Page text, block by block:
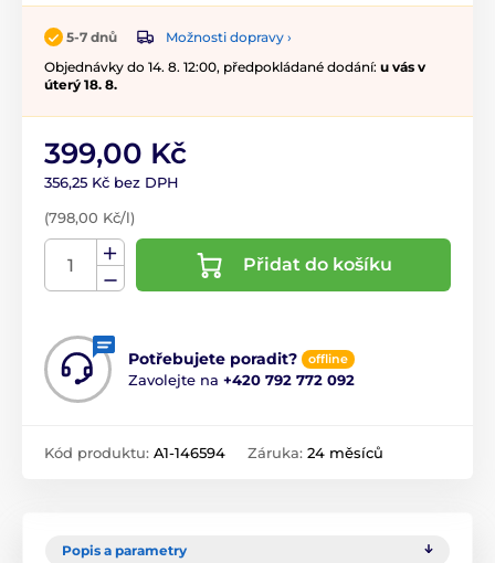
5-7 dnů
Možnosti dopravy ›
Objednávky do 14. 8. 12:00, předpokládané dodání: u vás v
úterý 18. 8.
399,00 Kč
356,25 Kč bez DPH
(798,00 Kč/l)
Přidat do košíku
Potřebujete poradit? offline
Zavolejte na +420 792 772 092
Kód produktu: A1-146594 Záruka: 24 měsíců
Popis a parametry